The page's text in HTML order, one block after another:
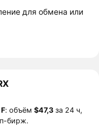
для обмена или
F: объём$47,3 за 24 ч,
бирж.